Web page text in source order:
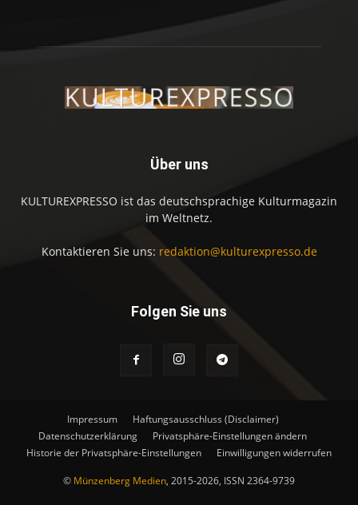
Über uns
KULTUREXPRESSO ist das deutschsprachige Kulturmagazin
im Weltnetz.
Kontaktieren Sie uns: redaktion@kulturexpresso.de
Folgen Sie uns
Impressum
Haftungsausschluss (Disclaimer)
Datenschutzerklärung
Privatsphäre-Einstellungen ändern
Historie der Privatsphäre-Einstellungen
Einwilligungen widerrufen
© Münzenberg Medien, 2015-2026, ISSN 2364-9739